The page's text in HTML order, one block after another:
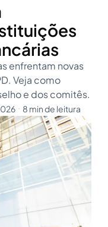
enfrentam novas
Veja como
e dos comitês.
・ 8 min de leitura